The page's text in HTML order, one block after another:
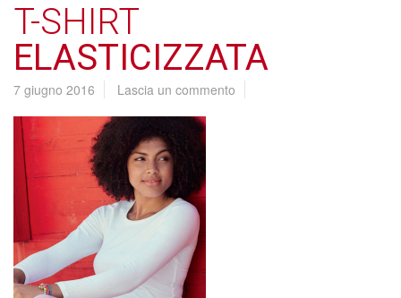
T-SHIRT
ELASTICIZZATA
7 giugno 2016 Lascia un commento